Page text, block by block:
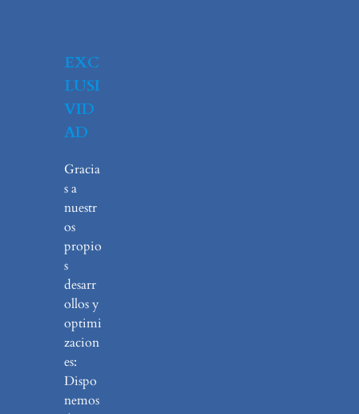
EXC
LUSI
VID
AD
Gracia
s a
nuestr
os
propio
s
desarr
ollos y
optimi
zacion
es:
Dispo
nemos